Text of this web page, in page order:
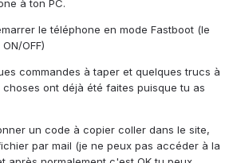
à ton PC.
le téléphone en mode Fastboot (le
OFF)
commandes à taper et quelques trucs à
ont déjà été faites puisque tu as
un code à copier coller dans le site,
par mail (je ne peux pas accéder à la